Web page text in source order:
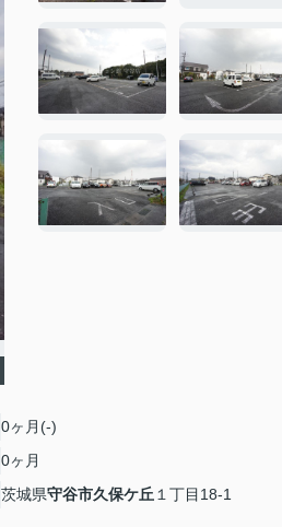
0ヶ月(-)
0ヶ月
茨城県守谷市久保ケ丘 １丁目18-1